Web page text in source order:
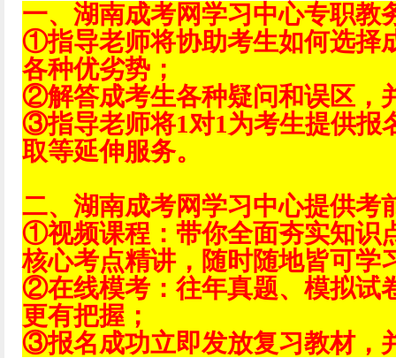
一、湖南成考网学习中心专职教
①指导老师将协助考生如何选择
各种优劣势；
②解答成考生各种疑问和误区，
③指导老师将1对1为考生提供报
取等延伸服务。
二、湖南成考网学习中心提供考
①视频课程：带你全面夯实知识
核心考点精讲，随时随地皆可学
②在线模考：往年真题、模拟试
更有把握；
③报名成功立即发放复习教材，